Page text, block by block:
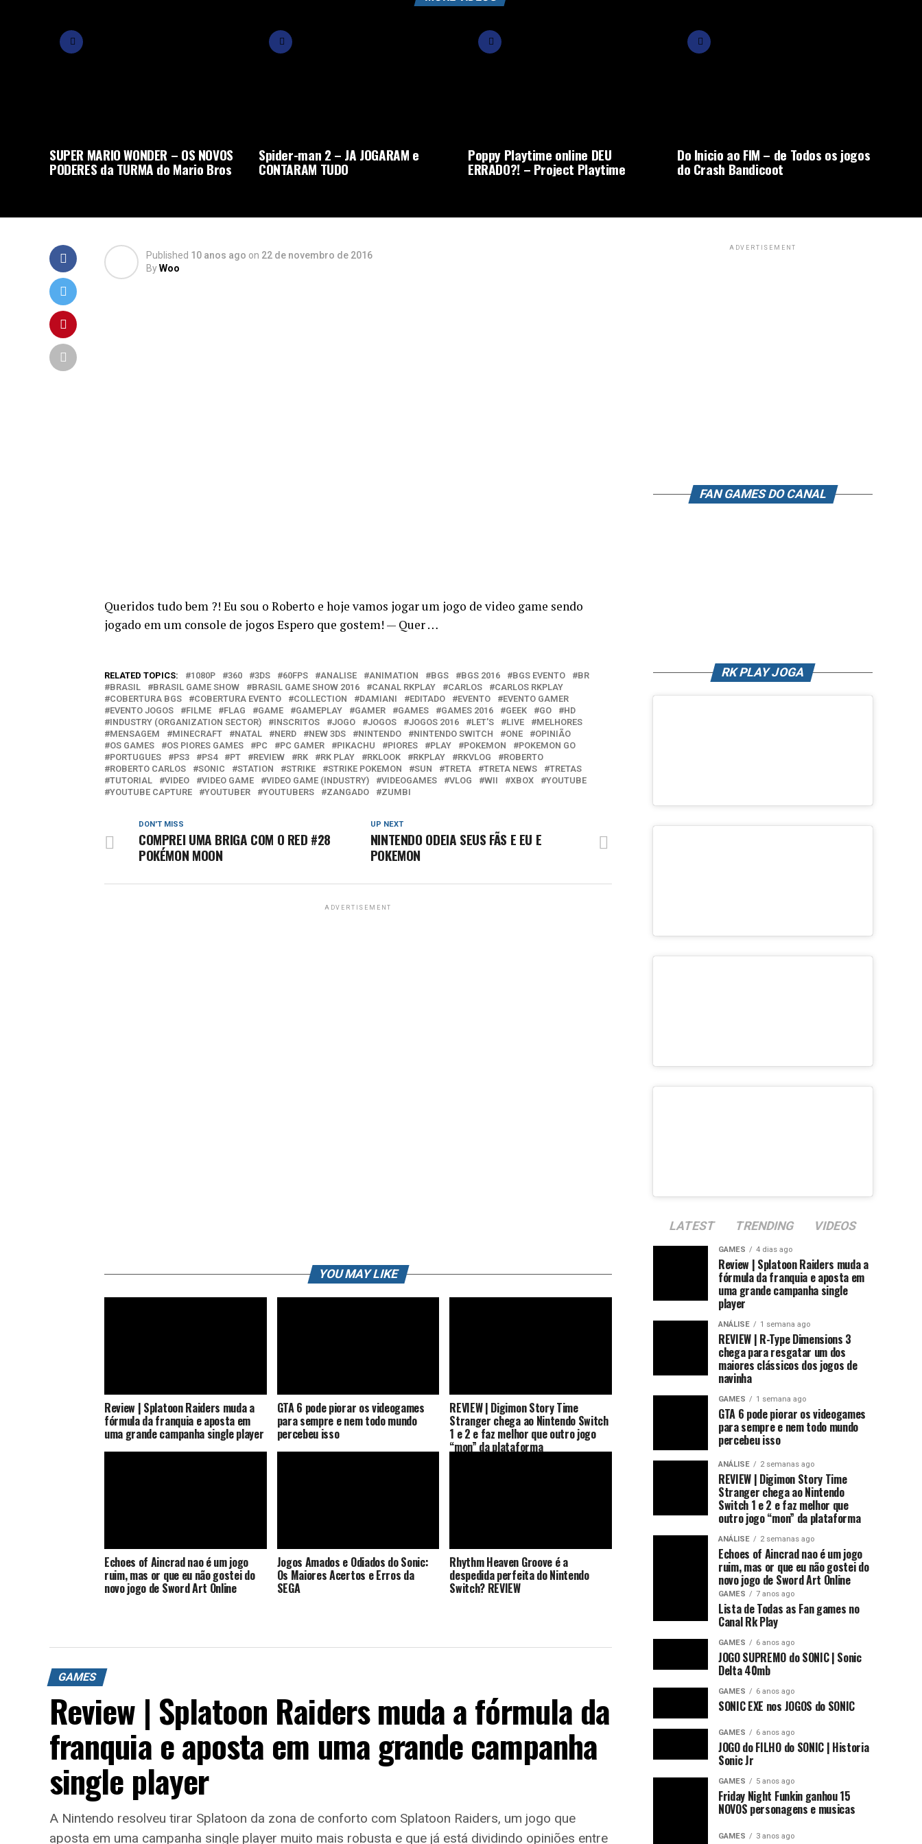
SUPER MARIO WONDER – OS NOVOS
PODERES da TURMA do Mario Bros
Spider-man 2 – JA JOGARAM e
CONTARAM TUDO
Poppy Playtime online DEU
ERRADO?! – Project Playtime
Do Inicio ao FIM – de Todos os jogos
do Crash Bandicoot
Published 10 anos ago on 22 de novembro de 2016
ByWoo
Queridos tudo bem ?! Eu sou o Roberto e hoje vamos jogar um jogo de video game sendo
jogado em um console de jogos Espero que gostem! — Quer …
RELATED TOPICS: 1080P 360 3DS 60FPS ANALISE ANIMATION BGS BGS 2016 BGS EVENTO
BR
BRASIL
BRASIL GAME SHOW BRASIL GAME SHOW 2016 CANAL RKPLAY CARLOS
CARLOS RKPLAY
COBERTURA BGS
COBERTURA EVENTO COLLECTION DAMIANI EDITADO EVENTO
EVENTO GAMER
EVENTO JOGOS
FILME FLAG GAME GAMEPLAY GAMER GAMES GAMES 2016 GEEK GO
HD
INDUSTRY (ORGANIZATION SECTOR)
INSCRITOS JOGO JOGOS JOGOS 2016 LET'S LIVE
MELHORES
MENSAGEM
MINECRAFT NATAL NERD NEW 3DS NINTENDO NINTENDO SWITCH ONE
OPINIÃO
OS GAMES
OS PIORES GAMES PC PC GAMER PIKACHU PIORES PLAY POKEMON
POKEMON GO
PORTUGUES
PS3 PS4 PT REVIEW RK RK PLAY RKLOOK RKPLAY RKVLOG
ROBERTO
ROBERTO CARLOS
SONIC STATION STRIKE STRIKE POKEMON SUN TRETA TRETA NEWS
TRETAS
TUTORIAL
VIDEO VIDEO GAME VIDEO GAME (INDUSTRY) VIDEOGAMES VLOG WII XBOX
YOUTUBE
YOUTUBE CAPTURE
YOUTUBER YOUTUBERS ZANGADO ZUMBI
UP NEXT
NINTENDO ODEIA SEUS FÃS E EU E
POKEMON
DON'T MISS
COMPREI UMA BRIGA COM O RED #28
POKÉMON MOON
ADVERTISEMENT
YOU MAY LIKE
Review | Splatoon Raiders muda a
fórmula da franquia e aposta em
uma grande campanha single player
GTA 6 pode piorar os videogames
para sempre e nem todo mundo
percebeu isso
REVIEW | Digimon Story Time
Stranger chega ao Nintendo Switch
1 e 2 e faz melhor que outro jogo
“mon” da plataforma
Echoes of Aincrad nao é um jogo
ruim, mas or que eu não gostei do
novo jogo de Sword Art Online
Jogos Amados e Odiados do Sonic:
Os Maiores Acertos e Erros da
SEGA
Rhythm Heaven Groove é a
despedida perfeita do Nintendo
Switch? REVIEW
GAMES
Review | Splatoon Raiders muda a fórmula da
franquia e aposta em uma grande campanha
single player
A Nintendo resolveu tirar Splatoon da zona de conforto com Splatoon Raiders, um jogo que
aposta em uma campanha single player muito mais robusta e que já está dividindo opiniões entre
ADVERTISEMENT
FAN GAMES DO CANAL
RK PLAY JOGA
LATEST TRENDING VIDEOS
GAMES 4 dias ago
Review | Splatoon Raiders muda a
fórmula da franquia e aposta em
uma grande campanha single
player
ANÁLISE 1 semana ago
REVIEW | R-Type Dimensions 3
chega para resgatar um dos
maiores clássicos dos jogos de
navinha
GAMES 1 semana ago
GTA 6 pode piorar os videogames
para sempre e nem todo mundo
percebeu isso
ANÁLISE 2 semanas ago
REVIEW | Digimon Story Time
Stranger chega ao Nintendo
Switch 1 e 2 e faz melhor que
outro jogo “mon” da plataforma
ANÁLISE 2 semanas ago
Echoes of Aincrad nao é um jogo
ruim, mas or que eu não gostei do
novo jogo de Sword Art Online
GAMES 7 anos ago
Lista de Todas as Fan games no
Canal Rk Play
GAMES 6 anos ago
JOGO SUPREMO do SONIC | Sonic
Delta 40mb
GAMES 6 anos ago
SONIC EXE nos JOGOS do SONIC
GAMES 6 anos ago
JOGO do FILHO do SONIC | Historia
Sonic Jr
GAMES 5 anos ago
Friday Night Funkin ganhou 15
NOVOS personagens e musicas
GAMES 3 anos ago